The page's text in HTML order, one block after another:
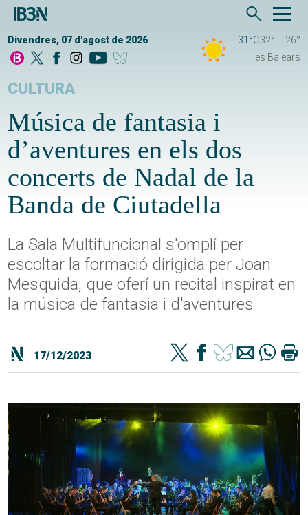
Divendres, 07 d'agost de 2026 31°C32°
26°
Illes Balears
CULTURA
Música de fantasia i
d’aventures en els dos
concerts de Nadal de la
Banda de Ciutadella
La Sala Multifuncional s'omplí per
escoltar la formació dirigida per Joan
Mesquida, que oferí un recital inspirat en
la música de fantasia i d'aventures
17/12/2023